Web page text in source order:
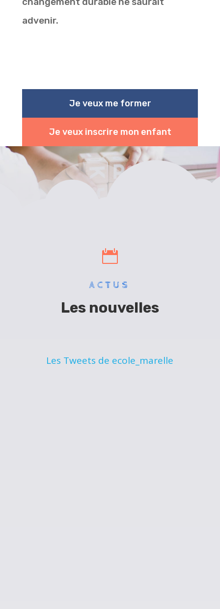
advenir.
Je veux me former
Je veux inscrire mon enfant

ACTUS
Les nouvelles
Les Tweets de ecole_marelle